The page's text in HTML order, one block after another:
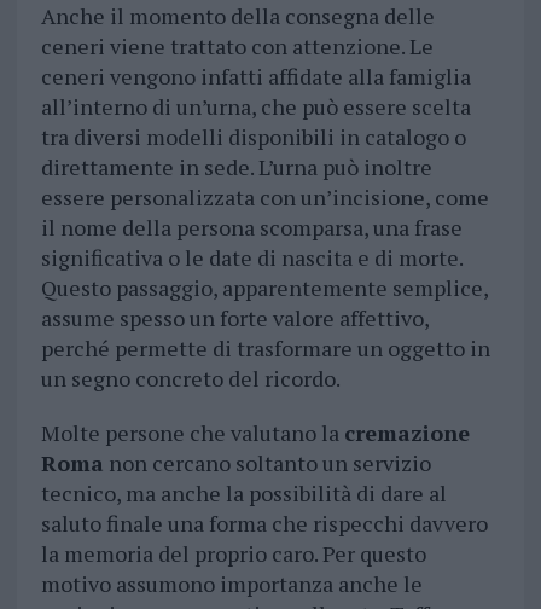
Anche il momento della consegna delle
ceneri viene trattato con attenzione. Le
ceneri vengono infatti affidate alla famiglia
all’interno di un’urna, che può essere scelta
tra diversi modelli disponibili in catalogo o
direttamente in sede. L’urna può inoltre
essere personalizzata con un’incisione, come
il nome della persona scomparsa, una frase
significativa o le date di nascita e di morte.
Questo passaggio, apparentemente semplice,
assume spesso un forte valore affettivo,
perché permette di trasformare un oggetto in
un segno concreto del ricordo.
Molte persone che valutano la cremazione
Roma non cercano soltanto un servizio
tecnico, ma anche la possibilità di dare al
saluto finale una forma che rispecchi davvero
la memoria del proprio caro. Per questo
motivo assumono importanza anche le